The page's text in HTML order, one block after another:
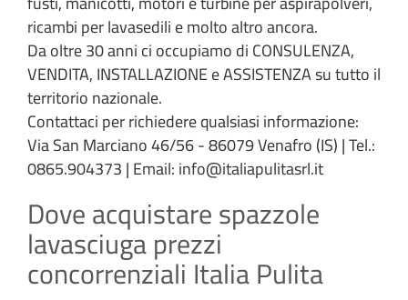
ricambi per lavasedili e molto altro ancora.
Da oltre 30 anni ci occupiamo di CONSULENZA,
VENDITA, INSTALLAZIONE e ASSISTENZA su tutto il
territorio nazionale.
Contattaci per richiedere qualsiasi informazione:
Via San Marciano 46/56 - 86079 Venafro (IS) | Tel.:
0865.904373 | Email: info@italiapulitasrl.it
Dove acquistare spazzole
lavasciuga prezzi
concorrenziali Italia Pulita